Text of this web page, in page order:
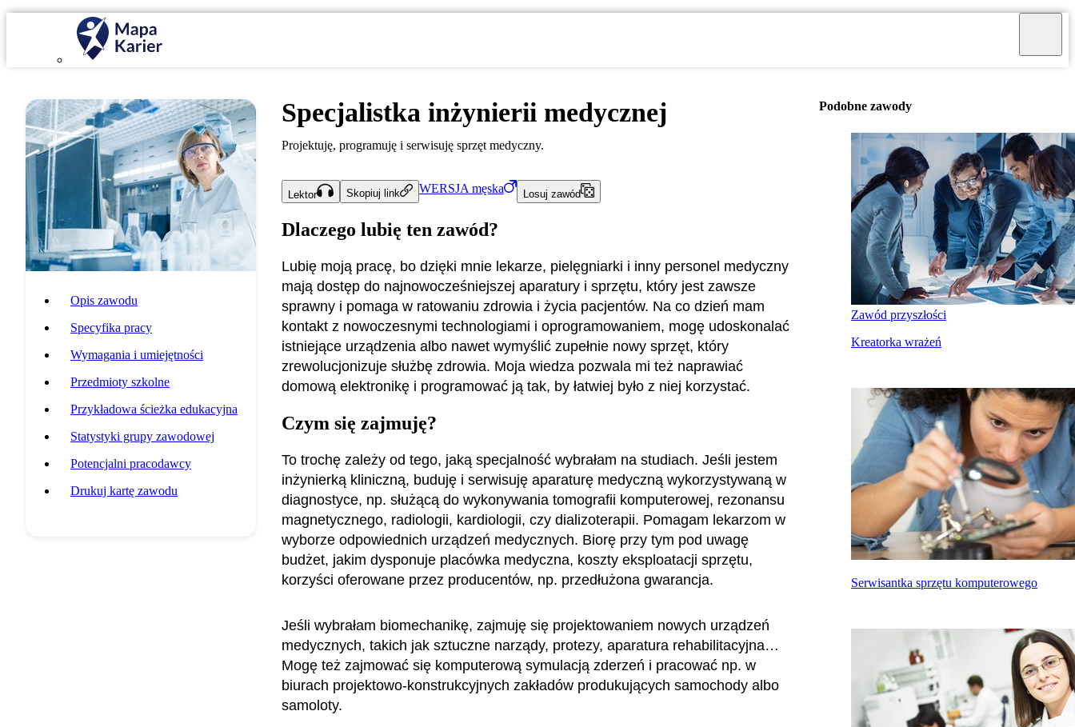
Opis zawodu
Specyfika pracy
Wymagania i umiejętności
Przedmioty szkolne
Przykładowa ścieżka edukacyjna
Statystyki grupy zawodowej
Potencjalni pracodawcy
Drukuj kartę zawodu
Specjalistka inżynierii medycznej
Projektuję, programuję i serwisuję sprzęt medyczny.
Lektor Skopiuj link WERSJA męska Losuj zawód
Dlaczego lubię ten zawód?
Lubię moją pracę, bo dzięki mnie lekarze, pielęgniarki i inny personel medyczny
mają dostęp do najnowocześniejszej aparatury i sprzętu, który jest zawsze
sprawny i pomaga w ratowaniu zdrowia i życia pacjentów. Na co dzień mam
kontakt z nowoczesnymi technologiami i oprogramowaniem, mogę udoskonalać
istniejące urządzenia albo nawet wymyślić zupełnie nowy sprzęt, który
zrewolucjonizuje służbę zdrowia. Moja wiedza pozwala mi też naprawiać
domową elektronikę i programować ją tak, by łatwiej było z niej korzystać.
Czym się zajmuję?
To trochę zależy od tego, jaką specjalność wybrałam na studiach. Jeśli jestem
inżynierką kliniczną, buduję i serwisuję aparaturę medyczną wykorzystywaną w
diagnostyce, np. służącą do wykonywania tomografii komputerowej, rezonansu
magnetycznego, radiologii, kardiologii, czy dializoterapii. Pomagam lekarzom w
wyborze odpowiednich urządzeń medycznych. Biorę przy tym pod uwagę
budżet, jakim dysponuje placówka medyczna, koszty eksploatacji sprzętu,
korzyści oferowane przez producentów, np. przedłużona gwarancja.
Jeśli wybrałam biomechanikę, zajmuję się projektowaniem nowych urządzeń
medycznych, takich jak sztuczne narządy, protezy, aparatura rehabilitacyjna…
Mogę też zajmować się komputerową symulacją zderzeń i pracować np. w
biurach projektowo-konstrukcyjnych zakładów produkujących samochody albo
samoloty.
Podobne zawody
Zawód przyszłości
Kreatorka wrażeń
Serwisantka sprzętu komputerowego